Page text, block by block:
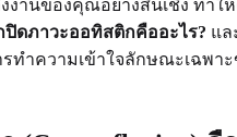
งานของคุณอย่างสิ้นเชิง ท
ปิดภาวะออทิสติกคืออะไร? แล
ทำความเข้าใจลักษณะเฉพ